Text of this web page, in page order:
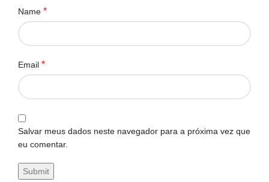
Name *
Email *
Salvar meus dados neste navegador para a próxima vez que
eu comentar.